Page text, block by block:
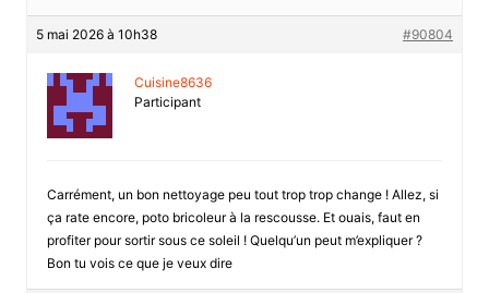
5 mai 2026 à 10h38 #90804
Cuisine8636
Participant
Carrément, un bon nettoyage peu tout trop trop change ! Allez, si
ça rate encore, poto bricoleur à la rescousse. Et ouais, faut en
profiter pour sortir sous ce soleil ! Quelqu’un peut m’expliquer ?
Bon tu vois ce que je veux dire